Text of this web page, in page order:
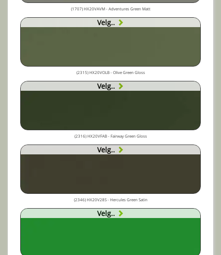
(1707) HX20VAVM - Adventures Green Matt
Velg..
(2315) HX20VOLB - Olive Green Gloss
Velg..
(2316) HX20VFAB - Fairway Green Gloss
Velg..
(2346) HX20V28S - Hercules Green Satin
Velg..